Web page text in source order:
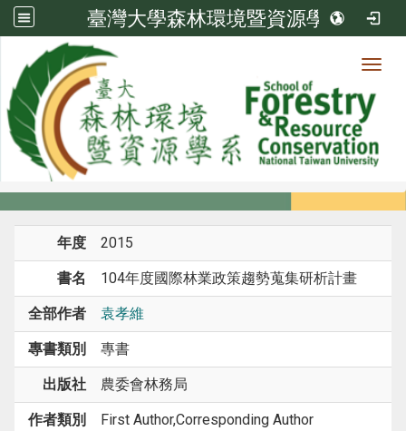
臺灣大學森林環境暨資源學系
系所成員
系所成員
年度 2015
書名 104年度國際林業政策趨勢蒐集研析計畫
全部作者 袁孝維
專書類別 專書
出版社 農委會林務局
作者類別 First Author,Corresponding Author